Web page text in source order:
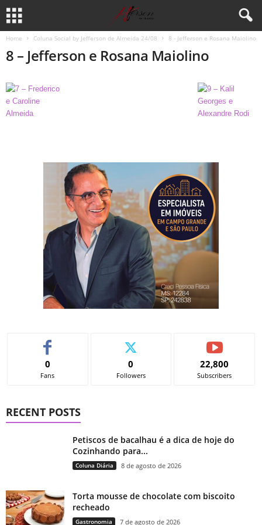
Home Coluna Social by Jefferson de Almeida 24/08 8 - Jefferson e Rosana Maiolino
8 – Jefferson e Rosana Maiolino
0
Fans
0
Followers
22,800
Subscribers
RECENT POSTS
Petiscos de bacalhau é a dica de hoje do
Cozinhando para...
Coluna Diária 8 de agosto de 2026
Torta mousse de chocolate com biscoito
recheado
Gastronomia 7 de agosto de 2026